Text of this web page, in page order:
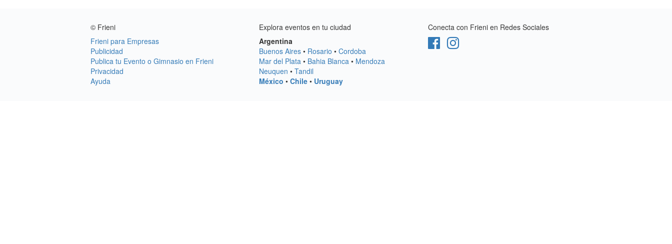
© Frieni
Frieni para Empresas
Publicidad
Publica tu Evento o Gimnasio en Frieni
Privacidad
Ayuda
Explora eventos en tu ciudad
Argentina
Buenos Aires • Rosario •Cordoba
Mar del Plata • Bahia Blanca • Mendoza
Neuquen •Tandil
México •Chile • Uruguay
Conecta con Frieni en Redes Sociales